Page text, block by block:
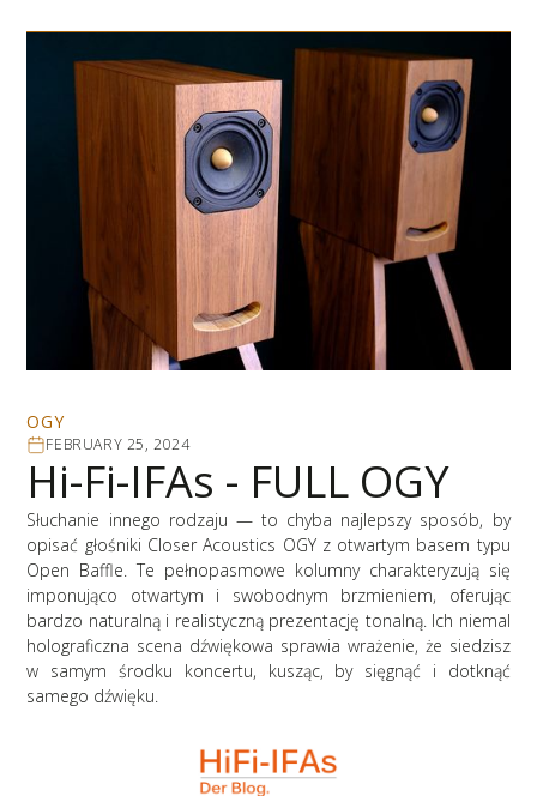
OGY
FEBRUARY 25, 2024
Hi-Fi-IFAs - FULL OGY
Słuchanie innego rodzaju — to chyba najlepszy sposób, by
opisać głośniki Closer Acoustics OGY z otwartym basem typu
Open Baffle. Te pełnopasmowe kolumny charakteryzują się
imponująco otwartym i swobodnym brzmieniem, oferując
bardzo naturalną i realistyczną prezentację tonalną. Ich niemal
holograficzna scena dźwiękowa sprawia wrażenie, że siedzisz
w samym środku koncertu, kusząc, by sięgnąć i dotknąć
samego dźwięku.